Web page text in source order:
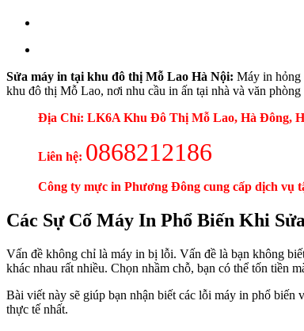
Sửa máy in tại khu đô thị Mỗ Lao Hà Nội: Máy in hỏng
khu đô thị Mỗ Lao, nơi nhu cầu in ấn tại nhà và văn phòng
Địa Chỉ: LK6A Khu Đô Thị Mỗ Lao, Hà Đông,
Liên hệ: 0868212186
Công ty mực in Phương Đông cung cấp dịch vụ
Các Sự Cố Máy In Phổ Biến Khi
Vấn đề không chỉ là máy in bị lỗi. Vấn đề là bạn không
khác nhau rất nhiều. Chọn nhầm chỗ, bạn có thể tốn tiền
Bài viết này sẽ giúp bạn nhận biết các lỗi máy in phổ
thực tế nhất.